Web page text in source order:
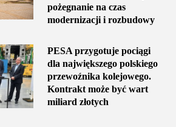
pożegnanie na czas
modernizacji i rozbudowy
PESA przygotuje pociągi
dla największego polskiego
przewoźnika kolejowego.
Kontrakt może być wart
miliard złotych